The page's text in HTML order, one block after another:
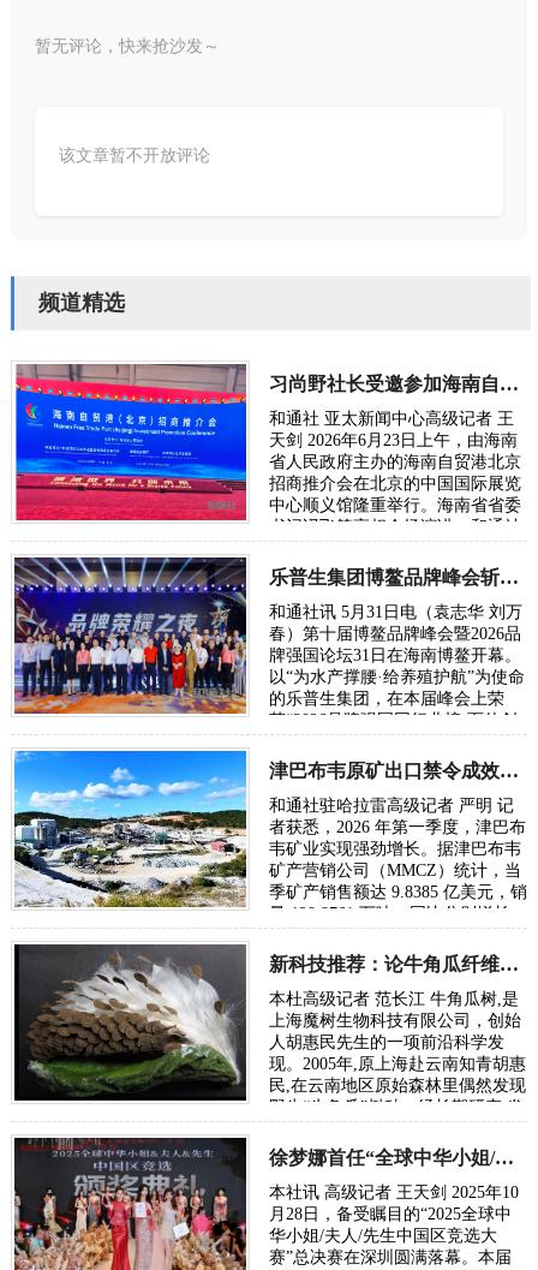
暂无评论，快来抢沙发～
该文章暂不开放评论
频道精选
习尚野社长受邀参加海南自贸港北京招商推介会
和通社 亚太新闻中心高级记者 王
天剑 2026年6月23日上午，由海南
省人民政府主办的海南自贸港北京
招商推介会在北京的中国国际展览
中心顺义馆隆重举行。海南省省委
书记冯飞等亮相会场演讲，和通社
解，这…
乐普生集团博鳌品牌峰会斩获双项大奖
和通社讯 5月31日电（袁志华 刘万
春）第十届博鳌品牌峰会暨2026品
牌强国论坛31日在海南博鳌开幕。
以“为水产撑腰·给养殖护航”为使命
的乐普生集团，在本届峰会上荣
获“2026品牌强国同行业榜·百佳创
长申学强…
津巴布韦原矿出口禁令成效显著，矿业一季度强劲增长
和通社驻哈拉雷高级记者 严明 记
者获悉，2026 年第一季度，津巴布
韦矿业实现强劲增长。据津巴布韦
矿产营销公司（MMCZ）统计，当
季矿产销售额达 9.8385 亿美元，销
量 128.8761 万吨，同比分别增长
35 亿美…
新科技推荐：论牛角瓜纤维纺织产业创建与纺织新格局趋势
本杜高级记者 范长江 牛角瓜树,是
上海魔树生物科技有限公司，创始
人胡惠民先生的一项前沿科学发
现。2005年,原上海赴云南知青胡惠
民,在云南地区原始森林里偶然发现
野生“牛角瓜”树种。经长期研究,发
尚未被…
徐梦娜首任“全球中华小姐/夫人/先生”中国区冠军评委
本社讯 高级记者 王天剑 2025年10
月28日，备受瞩目的“2025全球中
华小姐/夫人/先生中国区竞选大
赛”总决赛在深圳圆满落幕。本届